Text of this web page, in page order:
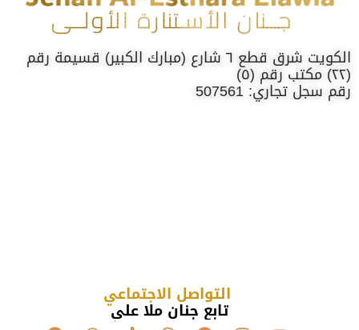
الكويت شرق قطع ٦ شارع (مبارك الكبير) قسيمة رقم
(٢٢) مكتب رقم (٥)
رقم سجل تجاري: 507561
التواصل الاجتماعي
تابع جنان ملا علي